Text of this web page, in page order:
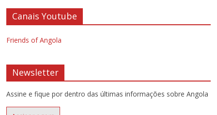
Canais Youtube
Friends of Angola
Newsletter
Assine e fique por dentro das últimas informações sobre Angola